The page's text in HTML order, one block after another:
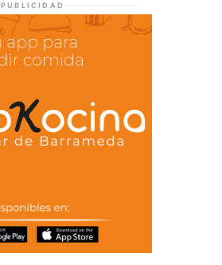
PUBLICIDAD